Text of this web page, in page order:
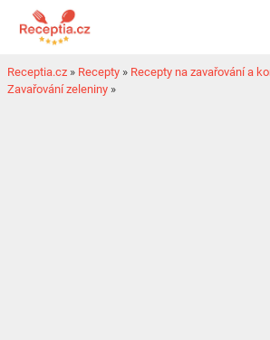
Receptia.cz » Recepty » Recepty na zavařování a
Zavařování zeleniny »